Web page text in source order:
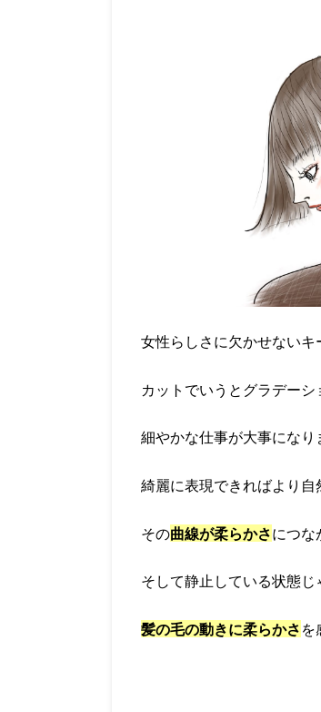
女性らしさに欠かせない
カットでいうとグラデー
細やかな仕事が大事になり
綺麗に表現できればより自
その曲線が柔らかさにつな
そして静止している状態
髪の毛の動きに柔らかさ を